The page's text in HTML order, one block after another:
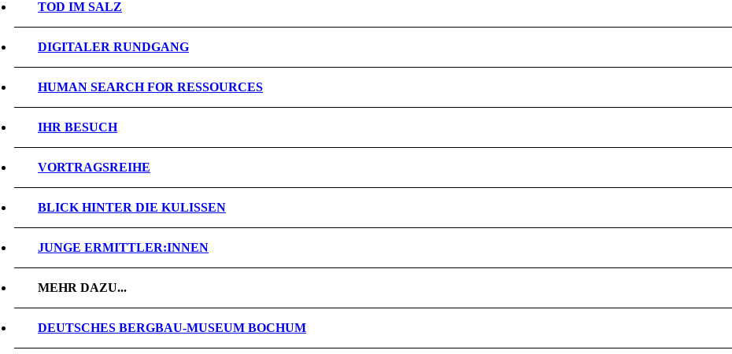
TOD IM SALZ
DIGITALER RUNDGANG
HUMAN SEARCH FOR RESSOURCES
IHR BESUCH
VORTRAGSREIHE
BLICK HINTER DIE KULISSEN
JUNGE ERMITTLER:INNEN
MEHR DAZU...
DEUTSCHES BERGBAU-MUSEUM BOCHUM